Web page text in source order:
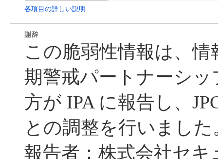
各項目の詳しい説明
この脆弱性情報は、
期警戒パートナーシ
方が IPA に報告し、
との調整を行いました
報告者：株式会社セ